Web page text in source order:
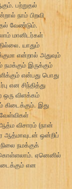
பற்றுதல்
நாம் பிறவி
வேண்டும்.
மானிடர்கள்
யாதும்
என்றால் அதுவும்
இருக்கும்
என்பது பொது
என சிந்தித்து
விளக்கம்
கிடைக்கும். இது
வேள்விகள்
விசாரம் (நான்
ஆத்மாவுடன் ஒன்றிப்
நமக்குக்
ஏனெனில்
என